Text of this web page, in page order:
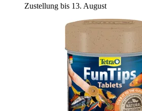
Zustellung bis 13. August